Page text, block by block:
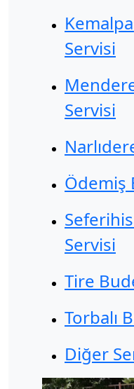
Servisi
Servisi
Ödemiş
Servisi
Tire
Torbalı
Diğer